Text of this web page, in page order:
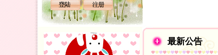
最新公告